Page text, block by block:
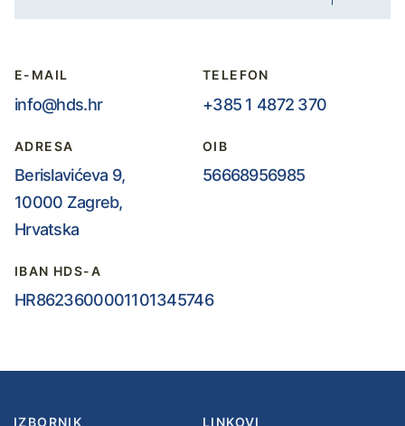
E-MAIL
info@hds.hr
TELEFON
+385 1 4872 370
ADRESA
Berislavićeva 9,
10000 Zagreb,
Hrvatska
OIB
56668956985
IBAN HDS-A
HR8623600001101345746
IZBORNIK LINKOVI